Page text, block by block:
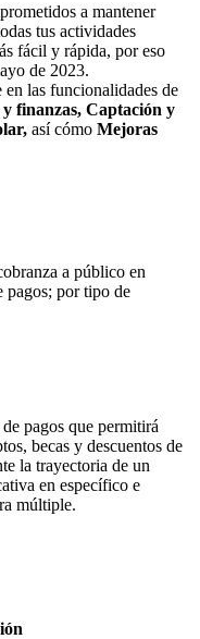
a mantener
tus actividades
fácil y rápida, por eso
de 2023.
en las funcionalidades de
finanzas, Captación y
así cómo Mejoras
a público en
pagos; por tipo de
pagos que permitirá
becas y descuentos de
la trayectoria de un
en específico e
múltiple.